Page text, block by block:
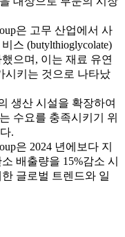
은 고무 산업에서 사
스 (butylthioglycolate)
으며, 이는 재료 유연
시키는 것으로 나타났
생산 시설을 확장하여
수요를 충족시키기 위
.
은 2024 년에보다 지
배출량을 15%감소 시
글로벌 트렌드와 일